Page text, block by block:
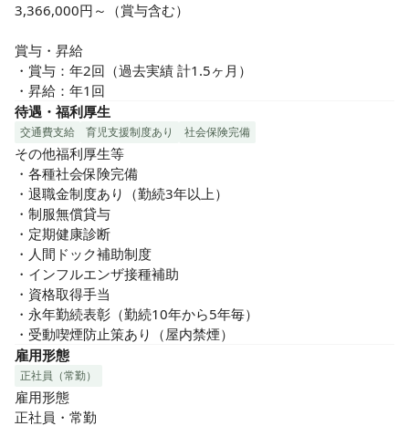
3,366,000円～（賞与含む）
賞与・昇給
・賞与：年2回（過去実績 計1.5ヶ月）
・昇給：年1回
待遇・福利厚生
交通費支給 育児支援制度あり 社会保険完備
その他福利厚生等
・各種社会保険完備
・退職金制度あり（勤続3年以上）
・制服無償貸与
・定期健康診断
・人間ドック補助制度
・インフルエンザ接種補助
・資格取得手当
・永年勤続表彰（勤続10年から5年毎）
・受動喫煙防止策あり（屋内禁煙）
雇用形態
正社員（常勤）
雇用形態
正社員・常勤